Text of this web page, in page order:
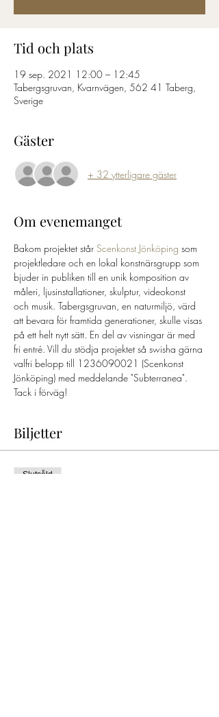
Tid och plats
19 sep. 2021 12:00 – 12:45
Tabergsgruvan, Kvarnvägen, 562 41 Taberg,
Sverige
Gäster
+ 32 ytterligare gäster
Om evenemanget
Bakom projektet står Scenkonst Jönköping som
projektledare och en lokal konstnärsgrupp som
bjuder in publiken till en unik komposition av
måleri, ljusinstallationer, skulptur, videokonst
och musik. Tabergsgruvan, en naturmiljö, värd
att bevara för framtida generationer, skulle visas
på ett helt nytt sätt. En del av visningar är med
fri entré. Vill du stödja projektet så swisha gärna
valfri belopp till 1236090021 (Scenkonst
Jönköping) med meddelande "Subterranea".
Tack i förväg!
Biljetter
Slutsåld